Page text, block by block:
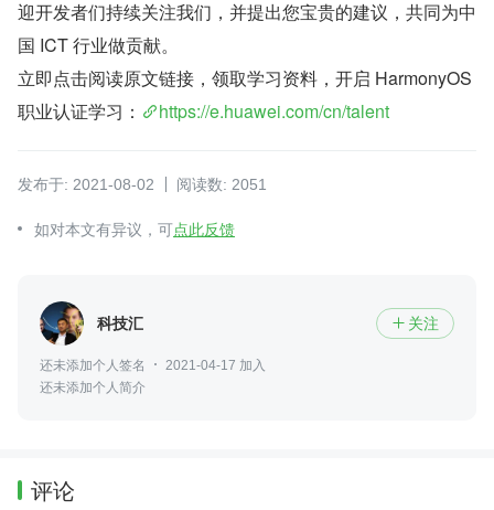
迎开发者们持续关注我们，并提出您宝贵的建议，共同为中
国 ICT 行业做贡献。
立即点击阅读原文链接，领取学习资料，开启 HarmonyOS
职业认证学习：
https://e.huawei.com/cn/talent
发布于: 2021-08-02 阅读数: 2051
如对本文有异议，可点此反馈
科技汇  关注
还未添加个人签名
2021-04-17 加入
还未添加个人简介
评论